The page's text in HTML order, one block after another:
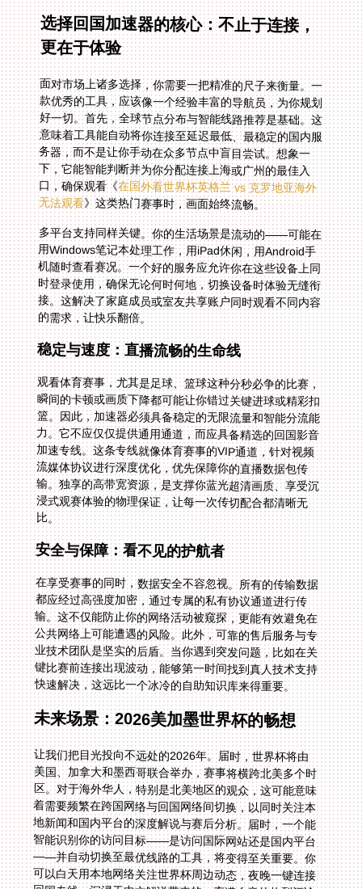
选择回国加速器的核心：不止于连接，
更在于体验
面对市场上诸多选择，你需要一把精准的尺子来衡量。一
款优秀的工具，应该像一个经验丰富的导航员，为你规划
好一切。首先，全球节点分布与智能线路推荐是基础。这
意味着工具能自动将你连接至延迟最低、最稳定的国内服
务器，而不是让你手动在众多节点中盲目尝试。想象一
下，它能智能判断并为你分配连接上海或广州的最佳入
口，确保观看《在国外看世界杯英格兰 vs 克罗地亚海外
无法观看》这类热门赛事时，画面始终流畅。
多平台支持同样关键。你的生活场景是流动的——可能在
用Windows笔记本处理工作，用iPad休闲，用Android手
机随时查看赛况。一个好的服务应允许你在这些设备上同
时登录使用，确保无论何时何地，切换设备时体验无缝衔
接。这解决了家庭成员或室友共享账户同时观看不同内容
的需求，让快乐翻倍。
稳定与速度：直播流畅的生命线
观看体育赛事，尤其是足球、篮球这种分秒必争的比赛，
瞬间的卡顿或画质下降都可能让你错过关键进球或精彩扣
篮。因此，加速器必须具备稳定的无限流量和智能分流能
力。它不应仅仅提供通用通道，而应具备精选的回国影音
加速专线。这条专线就像体育赛事的VIP通道，针对视频
流媒体协议进行深度优化，优先保障你的直播数据包传
输。独享的高带宽资源，是支撑你蓝光超清画质、享受沉
浸式观赛体验的物理保证，让每一次传切配合都清晰无
比。
安全与保障：看不见的护航者
在享受赛事的同时，数据安全不容忽视。所有的传输数据
都应经过高强度加密，通过专属的私有协议通道进行传
输。这不仅能防止你的网络活动被窥探，更能有效避免在
公共网络上可能遭遇的风险。此外，可靠的售后服务与专
业技术团队是坚实的后盾。当你遇到突发问题，比如在关
键比赛前连接出现波动，能够第一时间找到真人技术支持
快速解决，这远比一个冰冷的自助知识库来得重要。
未来场景：2026美加墨世界杯的畅想
让我们把目光投向不远处的2026年。届时，世界杯将由
美国、加拿大和墨西哥联合举办，赛事将横跨北美多个时
区。对于海外华人，特别是北美地区的观众，这可能意味
着需要频繁在跨国网络与回国网络间切换，以同时关注本
地新闻和国内平台的深度解说与赛后分析。届时，一个能
智能识别你的访问目标——是访问国际网站还是国内平台
——并自动切换至最优线路的工具，将变得至关重要。你
可以白天用本地网络关注世界杯周边动态，夜晚一键连接
回国专线，沉浸于中文解说带来的、充满乡音的热烈评论